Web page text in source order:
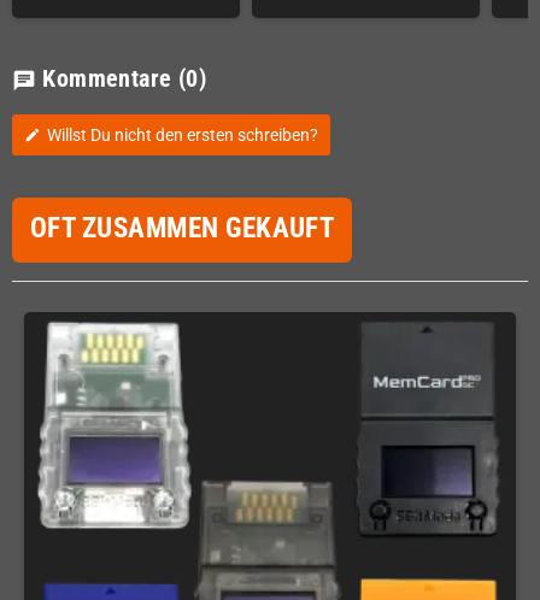
chat Kommentare (0)
edit Willst Du nicht den ersten schreiben?
OFT ZUSAMMEN GEKAUFT